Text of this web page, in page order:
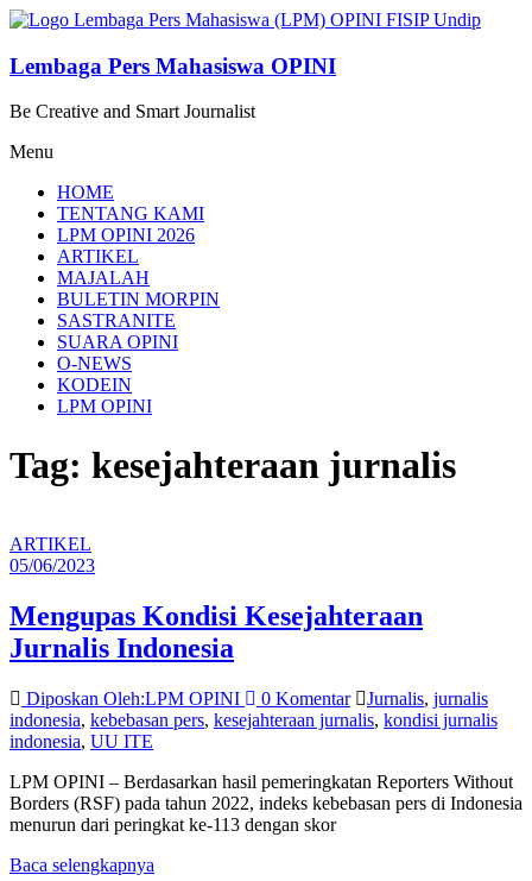
Lompat
konten
Lembaga Pers Mahasiswa OPINI
Be Creative and Smart Journalist
Menu
HOME
TENTANG KAMI
LPM OPINI 2026
ARTIKEL
MAJALAH
BULETIN MORPIN
SASTRANITE
SUARA OPINI
O-NEWS
KODEIN
LPM OPINI
Tag: kesejahteraan jurnalis
ARTIKEL
05/06/2023
Mengupas Kondisi Kesejahteraan
Jurnalis Indonesia
Diposkan Oleh:LPM OPINI 0 Komentar Jurnalis, jurnalis
indonesia, kebebasan pers, kesejahteraan jurnalis, kondisi jurnalis
indonesia, UU ITE
LPM OPINI – Berdasarkan hasil pemeringkatan Reporters Without
Borders (RSF) pada tahun 2022, indeks kebebasan pers di Indonesia
menurun dari peringkat ke-113 dengan skor
Baca selengkapnya